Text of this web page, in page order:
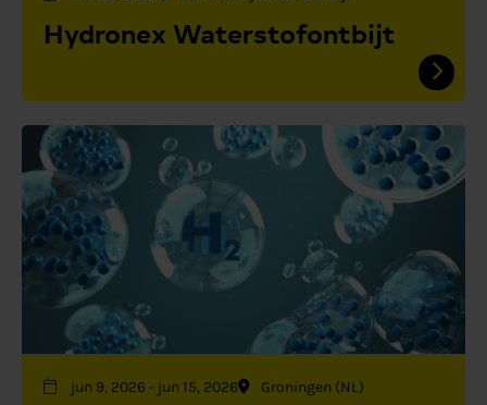
Hydronex Waterstofontbijt
jun 9, 2026 - jun 15, 2026 Groningen (NL)